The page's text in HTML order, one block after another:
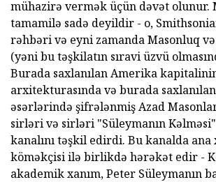
mühazirə vermək üçün dəvət olunur.
tamamilə sadə deyildir - o,
rəhbəri və eyni zamanda Masonluq
(yəni bu təşkilatın sıravi üzvü
Burada saxlanılan Amerika
arxitekturasında və burada
əsərlərində şifrələnmiş Azad
sirləri və sirləri "Süleymanın Kəlməsi"
kanalını təşkil edirdi. Bu kanalda
köməkçisi ilə birlikdə hərəkət edir -
akademik xanım, Peter Süleymanın